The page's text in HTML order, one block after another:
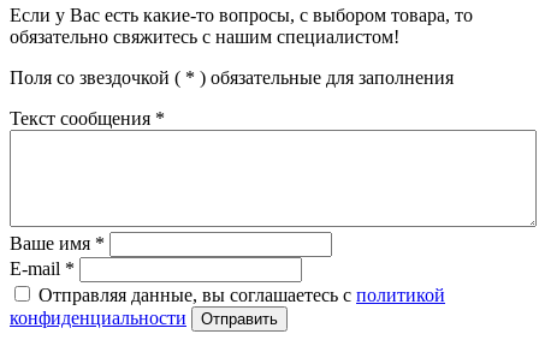
Если у Вас есть какие-то вопросы, с выбором товара, то
обязательно свяжитесь с нашим специалистом!
Поля со звездочкой ( * ) обязательные для заполнения
Текст сообщения *
Ваше имя *
E-mail *
Отправляя данные, вы соглашаетесь с политикой
конфиденциальности
Отправить